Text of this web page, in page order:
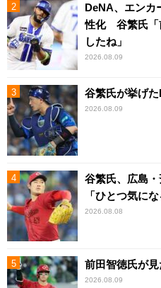
DeNA、エンカ
性化 谷繁氏「
したね」
2026.08.09
谷繁氏が挙げ
2026.08.09
谷繁氏、広島
「ひとつ気に
2026.08.08
前田智徳氏が
2026.08.09